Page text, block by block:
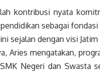
kontribusi nyata
sebagai
sejalan dengan visi
Aries mengatakan,
Negeri dan Swasta